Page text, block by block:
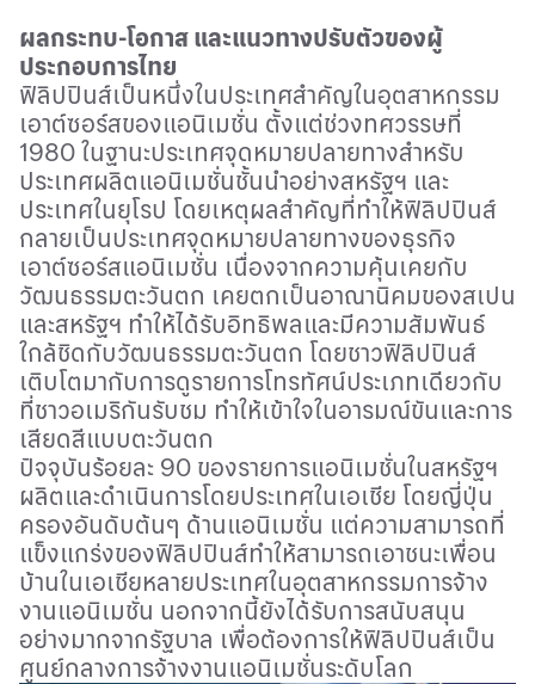
ผลกระทบ-โอกาส และแนวทางปรับตัวของผู้
ประกอบการไทย
ฟิลิปปินส์เป็นหนึ่งในประเทศสำคัญในอุตสาหกรรม
เอาต์ซอร์สของแอนิเมชั่น ตั้งแต่ช่วงทศวรรษที่
1980 ในฐานะประเทศจุดหมายปลายทางสำหรับ
ประเทศผลิตแอนิเมชั่นชั้นนำอย่างสหรัฐฯ และ
ประเทศในยุโรป โดยเหตุผลสำคัญที่ทำให้ฟิลิปปินส์
กลายเป็นประเทศจุดหมายปลายทางของธุรกิจ
เอาต์ซอร์สแอนิเมชั่น เนื่องจากความคุ้นเคยกับ
วัฒนธรรมตะวันตก เคยตกเป็นอาณานิคมของสเปน
และสหรัฐฯ ทำให้ได้รับอิทธิพลและมีความสัมพันธ์
ใกล้ชิดกับวัฒนธรรมตะวันตก โดยชาวฟิลิปปินส์
เติบโตมากับการดูรายการโทรทัศน์ประเภทเดียวกับ
ที่ชาวอเมริกันรับชม ทำให้เข้าใจในอารมณ์ขันและการ
เสียดสีแบบตะวันตก
ปัจจุบันร้อยละ 90 ของรายการแอนิเมชั่นในสหรัฐฯ
ผลิตและดำเนินการโดยประเทศในเอเชีย โดยญี่ปุ่น
ครองอันดับต้นๆ ด้านแอนิเมชั่น แต่ความสามารถที่
แข็งแกร่งของฟิลิปปินส์ทำให้สามารถเอาชนะเพื่อน
บ้านในเอเชียหลายประเทศในอุตสาหกรรมการจ้าง
งานแอนิเมชั่น นอกจากนี้ยังได้รับการสนับสนุน
อย่างมากจากรัฐบาล เพื่อต้องการให้ฟิลิปปินส์เป็น
ศูนย์กลางการจ้างงานแอนิเมชั่นระดับโลก